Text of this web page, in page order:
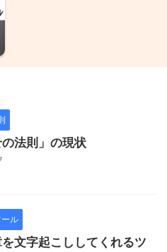
の法則」の現状
ール
文字起こししてくれるツ